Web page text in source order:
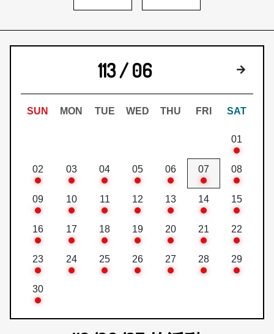
113 / 06 下個月
SUN MON TUE WED THU FRI SAT
01
02 03 04 05 06 07 08
09 10 11 12 13 14 15
16 17 18 19 20 21 22
23 24 25 26 27 28 29
30